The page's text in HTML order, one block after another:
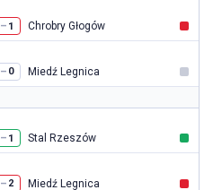
– 1 Chrobry Głogów
– 0 Miedź Legnica
– 1 Stal Rzeszów
– 2 Miedź Legnica